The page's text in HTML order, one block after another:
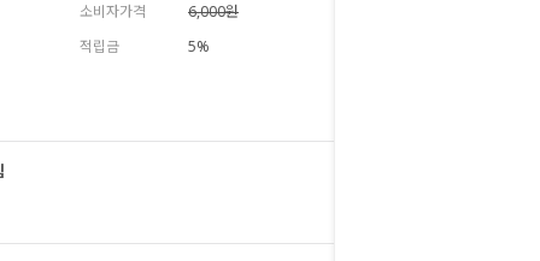
소비자가격
6,000원
적립금
5%